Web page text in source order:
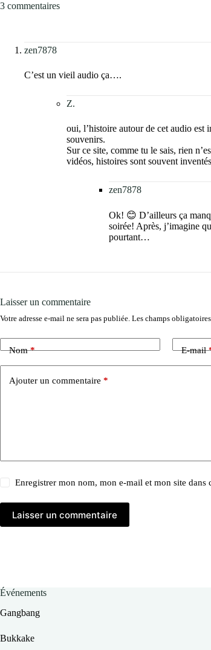
3 commentaires
zen7878
C’est un vieil audio ça….
Z.
oui, l’histoire autour de cet audio est
souvenirs.
Sur ce site, comme tu le sais, rien
vidéos, histoires sont souvent
zen7878
Ok! 😊 D’ailleurs ça
soirée! Après, j’imagine
pourtant…
Laisser un commentaire
Votre adresse e-mail ne sera pas publiée. Les champs
Nom* E-mail
Ajouter un commentaire *
Enregistrer mon nom, mon e-mail et mon site
Laisser un commentaire
Événements
Gangbang
Bukkake